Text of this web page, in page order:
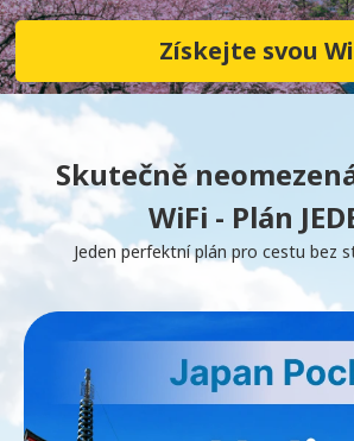
Získejte svou
Skutečně
WiFi - Plán
Jeden perfektní plán pro cestu bez